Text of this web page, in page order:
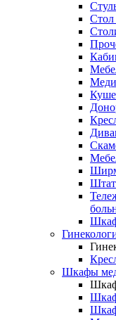
Шкафы